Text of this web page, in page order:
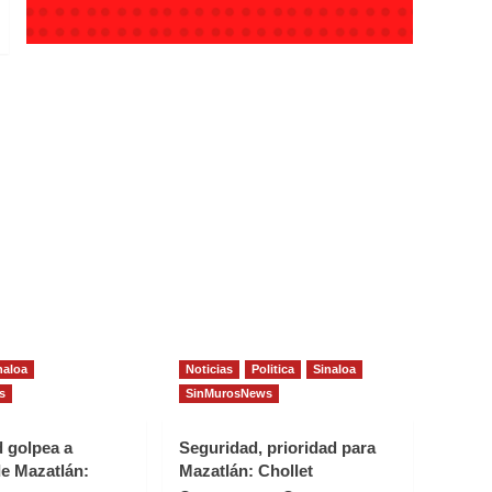
golpea a
Mazatlán:
Noticias Politica
Sinaloa
SinMurosNews
Seguridad, prioridad para
Mazatlán: Chollet